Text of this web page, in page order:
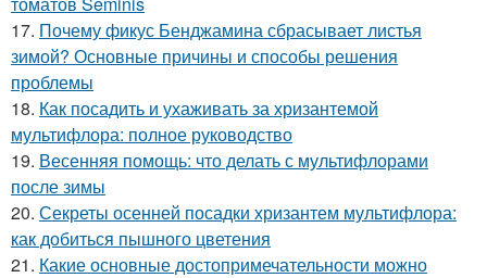
17. Почему фикус Бенджамина сбрасывает листья
зимой? Основные причины и способы решения
проблемы
18. Как посадить и ухаживать за хризантемой
мультифлора: полное руководство
19. Весенняя помощь: что делать с мультифлорами
после зимы
20. Секреты осенней посадки хризантем мультифлора:
как добиться пышного цветения
21. Какие основные достопримечательности можно